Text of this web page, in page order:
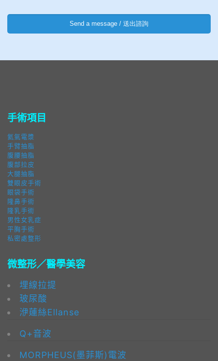
手術項目
氦氣電漿
手臂抽脂
腹腰抽脂
腹部拉皮
大腿抽脂
雙眼皮手術
眼袋手術
隆鼻手術
隆乳手術
男性女乳症
平胸手術
私密處整形
微整形／醫學美容
埋線拉提
玻尿酸
洢蓮絲Ellanse
Q+音波
MORPHEUS(墨菲斯)電波